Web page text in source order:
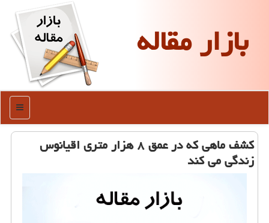
بازار مقاله
منو
كشف ماهی كه در عمق ۸ هزار متری اقیانوس
زندگی می كند